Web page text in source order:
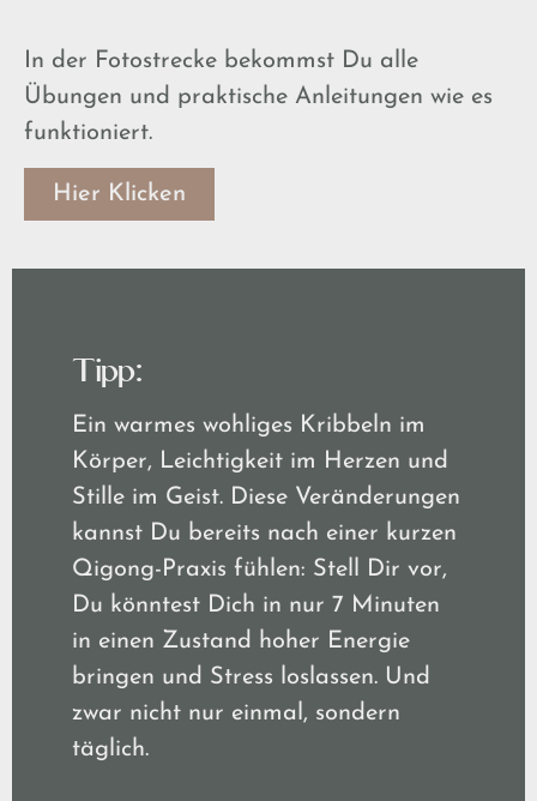
In der Fotostrecke bekommst Du alle
Übungen und praktische Anleitungen wie es
funktioniert.
Hier Klicken
Tipp:
Ein warmes wohliges Kribbeln im
Körper, Leichtigkeit im Herzen und
Stille im Geist. Diese Veränderungen
kannst Du bereits nach einer kurzen
Qigong-Praxis fühlen: Stell Dir vor,
Du könntest Dich in nur 7 Minuten
in einen Zustand hoher Energie
bringen und Stress loslassen. Und
zwar nicht nur einmal, sondern
täglich.